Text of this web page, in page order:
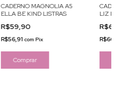
CADERNO MAGNOLIA A5
ELLA BE KIND LISTRAS
R$59,90
R$56,91com Pix
LIZ